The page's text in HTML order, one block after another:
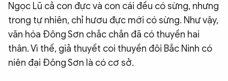
Ngọc Lũ cả con đực và con cái đều có sừng, nhưng
trong tự nhiên, chỉ hươu đực mới có sừng. Như vậy,
văn hóa Đông Sơn chắc chắn đã có thuyền hai
thân. Vì thế, giả thuyết coi thuyền đôi Bắc Ninh có
niên đại Đông Sơn là có cơ sở.